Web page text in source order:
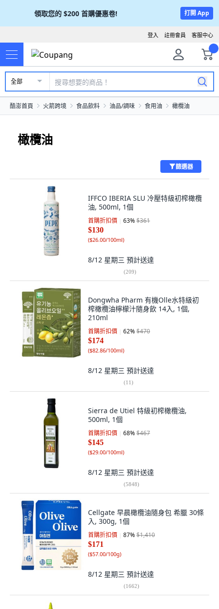
領取您的 $200 首購優惠卷! 打開 App
客服中心
註冊會員
登入
全部
酷澎首頁 火箭跨境 食品飲料 油品/調味 食用油 橄欖油
橄欖油
篩選器
IFFCO IBERIA SLU 冷壓特級初榨橄欖
油, 500ml, 1個
首購折扣價 63%$361
$130
($26.00/100ml)
8/12 星期三 預計送達
(209)
Dongwha Pharm 有機Olle水特級初
榨橄欖油檸檬汁隨身飲 14入, 1個,
210ml
首購折扣價 62%$470
$174
($82.86/100ml)
8/12 星期三 預計送達
(11)
Sierra de Utiel 特級初榨橄欖油,
500ml, 1個
首購折扣價 68%$467
$145
($29.00/100ml)
8/12 星期三 預計送達
(5848)
Cellgate 早晨橄欖油隨身包 希臘 30條
入, 300g, 1個
首購折扣價 87%$1,410
$171
($57.00/100g)
8/12 星期三 預計送達
(1662)